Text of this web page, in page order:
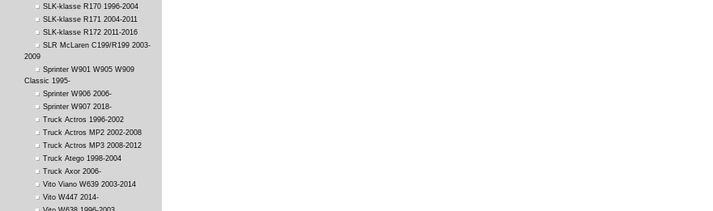
SLK-klasse R170 1996-2004
SLK-klasse R171 2004-2011
SLK-klasse R172 2011-2016
SLR McLaren C199/R199 2003-
2009
Sprinter W901 W905 W909
Classic 1995-
Sprinter W906 2006-
Sprinter W907 2018-
Truck Actros 1996-2002
Truck Actros MP2 2002-2008
Truck Actros MP3 2008-2012
Truck Atego 1998-2004
Truck Axor 2006-
Vito Viano W639 2003-2014
Vito W447 2014-